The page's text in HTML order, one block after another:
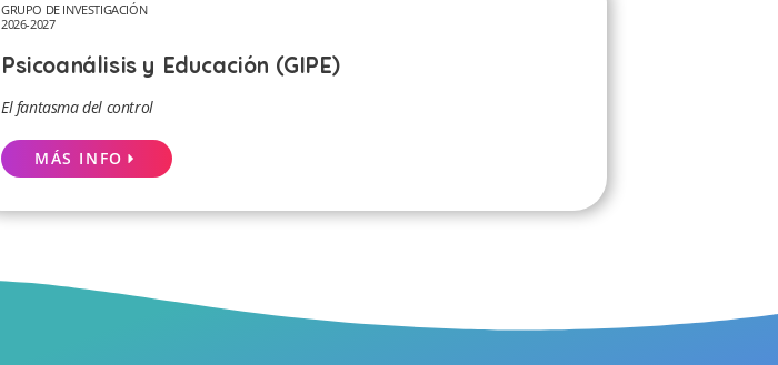
GRUPO DE INVESTIGACIÓN
2026-2027
Psicoanálisis y Educación (GIPE)
El fantasma del control
MÁS INFO